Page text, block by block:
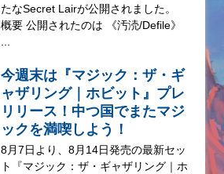
たなSecret Lairが公開されました。
概要 公開されたのは 《汚涜/Defile》
...
今週末は『マジック：ザ・ギ
ャザリング｜ホビット』プレ
リリース！中つ国でまたマジ
ックを満喫しよう！
8月7日より、8月14日発売の最新セッ
ト『マジック：ザ・ギャザリング｜ホ